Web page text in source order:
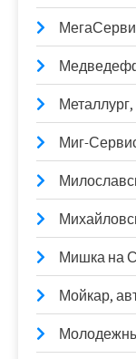
Миг-
Мишка на
Мойкар,